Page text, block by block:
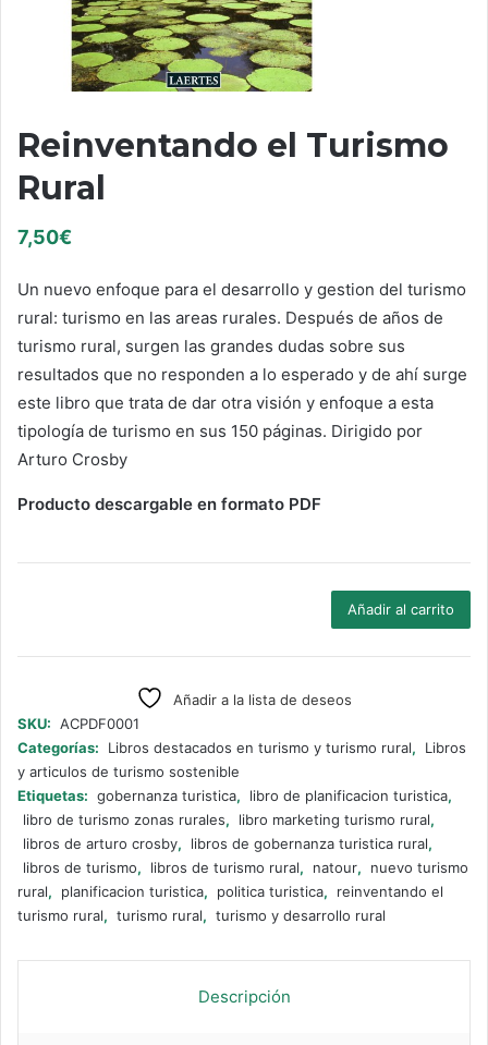
Reinventando el Turismo
Rural
7,50€
Un nuevo enfoque para el desarrollo y gestion del turismo
rural: turismo en las areas rurales. Después de años de
turismo rural, surgen las grandes dudas sobre sus
resultados que no responden a lo esperado y de ahí surge
este libro que trata de dar otra visión y enfoque a esta
tipología de turismo en sus 150 páginas. Dirigido por
Arturo Crosby
Producto descargable en formato PDF
Añadir al carrito
Añadir a la lista de deseos
SKU: ACPDF0001
Categorías:
Libros destacados en turismo y turismo rural,
Libros
y articulos de turismo sostenible
Etiquetas: gobernanza turistica, libro de planificacion turistica,
libro de turismo zonas rurales, libro marketing turismo rural,
libros de arturo crosby, libros de gobernanza turistica rural,
libros de turismo, libros de turismo rural, natour,
nuevo turismo
rural, planificacion turistica, politica turistica,
reinventando el
turismo rural, turismo rural, turismo y desarrollo rural
Descripción